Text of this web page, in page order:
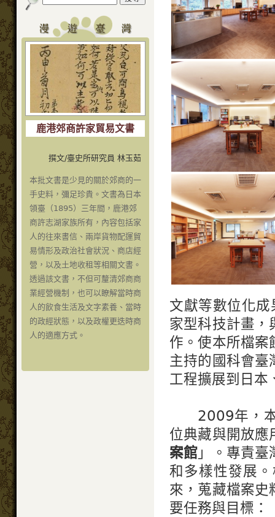
鹿港郊商許家貿易文書
撰文/臺史所研究員 林玉茹
本批文書是少見的關於郊商的一
手史料，彌足珍貴。文書為日本
領臺（1895）三年間，鹿港郊
商許志湖家族所有，內容包括家
人的往來書信、兩岸貨物配運貿
易情形及政治社會狀況、商店經
營，以及土地收租等相關文書。
透過該文書，不但可釐清郊商商
業經營機制，也可以瞭解當時商
人的飲食生活及文字素養、當時
的政經狀態，以及政權更迭時商
人的適應方式。
文獻等數位化
家型科技計畫
作。使本所檔案
主持的國科會
工程擴展到日本
2009年，本
位典藏與開放應
案館 」。專責
和多樣性發展
來，蒐藏檔案史
要任務與目標：